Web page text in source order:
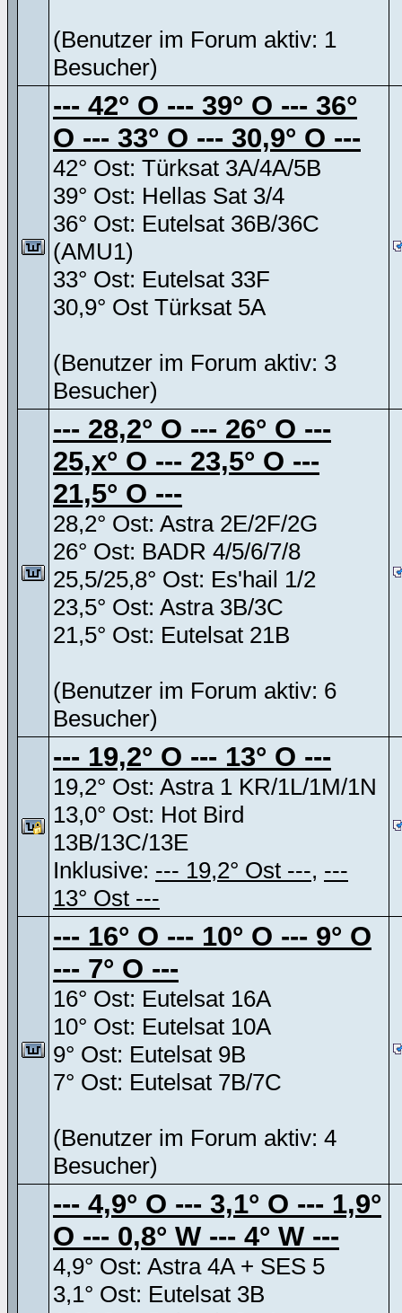
(Benutzer im Forum aktiv: 1
Besucher)
--- 42° O --- 39° O --- 36°
O --- 33° O --- 30,9° O ---
42° Ost: Türksat 3A/4A/5B
39° Ost: Hellas Sat 3/4
36° Ost: Eutelsat 36B/36C
(AMU1)
33° Ost: Eutelsat 33F
30,9° Ost Türksat 5A
(Benutzer im Forum aktiv: 3
Besucher)
--- 28,2° O --- 26° O ---
25,x° O --- 23,5° O ---
21,5° O ---
28,2° Ost: Astra 2E/2F/2G
26° Ost: BADR 4/5/6/7/8
25,5/25,8° Ost: Es'hail 1/2
23,5° Ost: Astra 3B/3C
21,5° Ost: Eutelsat 21B
(Benutzer im Forum aktiv: 6
Besucher)
--- 19,2° O --- 13° O ---
19,2° Ost: Astra 1 KR/1L/1M/1N
13,0° Ost: Hot Bird
13B/13C/13E
Inklusive: --- 19,2° Ost ---, ---
13° Ost ---
--- 16° O --- 10° O --- 9° O
--- 7° O ---
16° Ost: Eutelsat 16A
10° Ost: Eutelsat 10A
9° Ost: Eutelsat 9B
7° Ost: Eutelsat 7B/7C
(Benutzer im Forum aktiv: 4
Besucher)
--- 4,9° O --- 3,1° O --- 1,9°
O --- 0,8° W --- 4° W ---
4,9° Ost: Astra 4A + SES 5
3,1° Ost: Eutelsat 3B